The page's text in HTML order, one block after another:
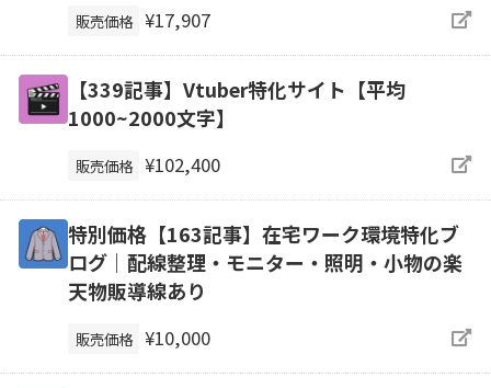
販売価格 ¥17,907
【339記事】Vtuber特化サイト【平均
1000~2000文字】
販売価格 ¥102,400
特別価格【163記事】在宅ワーク環境特化ブ
ログ｜配線整理・モニター・照明・小物の楽
天物販導線あり
販売価格 ¥10,000